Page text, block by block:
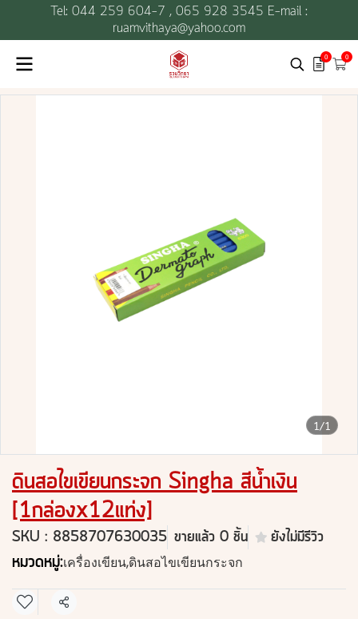
Tel: 044 259 604-7 , 065 928 3545 E-mail :
ruamvithaya@yahoo.com
0 0
1/1
ดินสอไขเขียนกระจก Singha สีน้ำเงิน
[1กล่องx12แท่ง]
SKU : 8858707630035 ขายแล้ว 0 ชิ้น ยังไม่มีรีวิว
หมวดหมู่:เครื่องเขียน,ดินสอไขเขียนกระจก
แชร์